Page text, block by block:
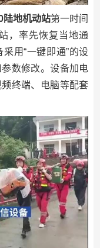
陆地机动站第一时间
，率先恢复当地通
用“一键即通”的设
数修改。设备加电
终端、电脑等配套